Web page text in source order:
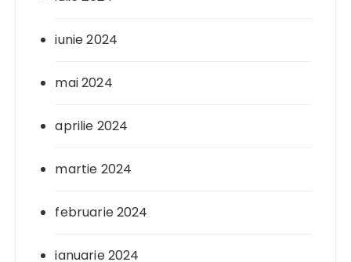
iunie 2024
mai 2024
aprilie 2024
martie 2024
februarie 2024
ianuarie 2024